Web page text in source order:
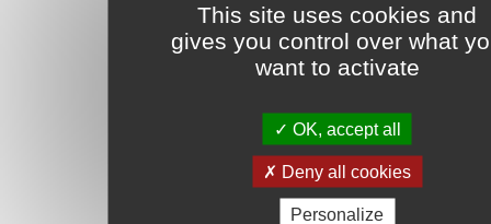
This site uses cookies and
gives you control over what
want to activate
OK, accept all
Deny all cookies
Personalize